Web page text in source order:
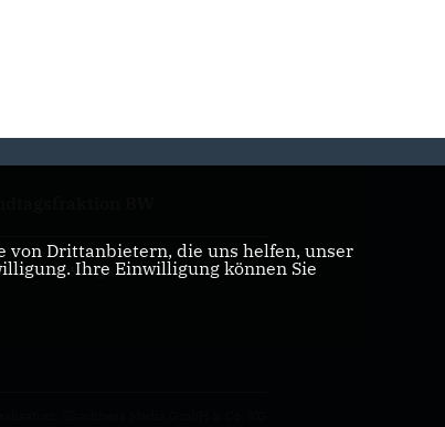
Bundestagsfraktion
von Drittanbietern, die uns helfen, unser
Ihre Einwilligung können Sie